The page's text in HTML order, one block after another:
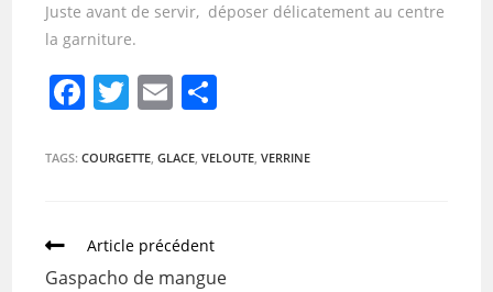
Juste avant de servir, déposer délicatement au centre
la garniture.
F
c
b
o
T
itt
E
ai ta
TAGS:COURGETTE, GLACE, VELOUTE, VERRINE
Article précédent
Gaspacho de mangue